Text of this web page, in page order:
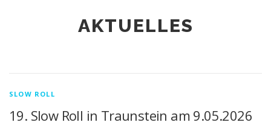
AKTUELLES
SLOW ROLL
19. Slow Roll in Traunstein am 9.05.2026